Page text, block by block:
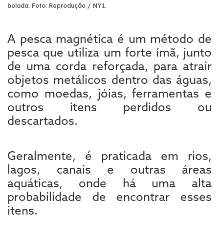
bolada. Foto: Reprodução / NY1.
A pesca magnética é um método de
pesca que utiliza um forte ímã, junto
de uma corda reforçada, para atrair
objetos metálicos dentro das águas,
como moedas, jóias, ferramentas e
outros itens perdidos ou
descartados.
Geralmente, é praticada em rios,
lagos, canais e outras áreas
aquáticas, onde há uma alta
probabilidade de encontrar esses
itens.